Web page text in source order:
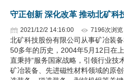
守正创新 深化改革 推动北矿科
2021/12/2 14:16:00 7196次浏览
北矿科技股份有限公司从事矿冶装
50多年的历史，2004年5月12日在
直秉持“服务国家战略，引领行业技
矿冶装备、先进磁性材料领域的原